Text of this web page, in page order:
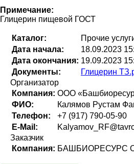
Примечание:
Глицерин пищевой ГОСТ
Каталог:
Прочие
Дата начала:
18.09.2023
Дата окончания: 19.09.2023
Документы:
Глицерин
Организатор
Компания: ООО
ФИО:
Калямов Рустам
Телефон:
+7 (917) 790-05-90
E-Mail:
Заказчик
Компания: БАШБИОРЕСУРС